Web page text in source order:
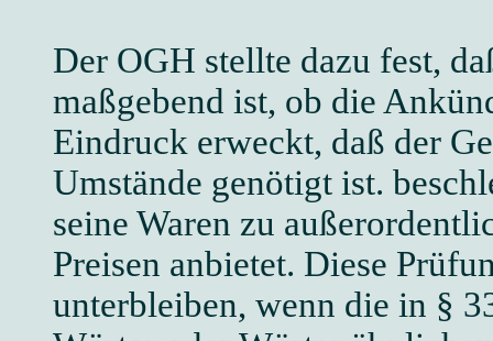
Der OGH stellte dazu fest,
maßgebend ist, ob die
Eindruck erweckt, daß der
Umstände genötigt ist.
seine Waren zu
Preisen anbietet. Diese
unterbleiben, wenn die in §